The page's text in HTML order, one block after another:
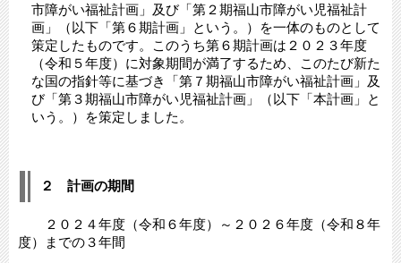
市障がい福祉計画」及び「第２期福山市障がい児福祉計
画」（以下「第６期計画」という。）を一体のものとして
策定したものです。このうち第６期計画は２０２３年度
（令和５年度）に対象期間が満了するため、このたび新た
な国の指針等に基づき「第７期福山市障がい福祉計画」及
び「第３期福山市障がい児福祉計画」（以下「本計画」と
いう。）を策定しました。
２ 計画の期間
２０２４年度（令和６年度）～２０２６年度（令和８年
度）までの３年間